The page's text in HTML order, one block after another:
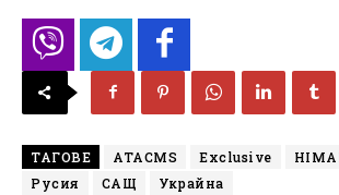
ТАГОВЕ ATACMS Exclusive
Русия
САЩ Украйна